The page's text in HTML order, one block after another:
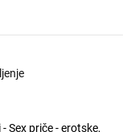
Sex priče - erotske,